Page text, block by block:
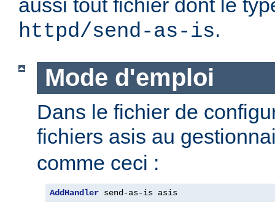
aussi tout fichier dont le
httpd/send-as-is.
Mode d'emploi
Dans le fichier de
fichiers asis au
comme ceci :
AddHandler send-as-is asis